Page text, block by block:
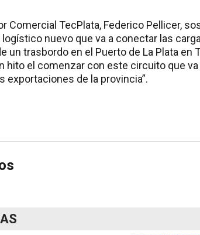
Comercial TecPlata, Federico Pellicer,
nuevo que va a conectar las
un trasbordo en el Puerto de La Plata en
hito el comenzar con este circuito que
exportaciones de la provincia”.